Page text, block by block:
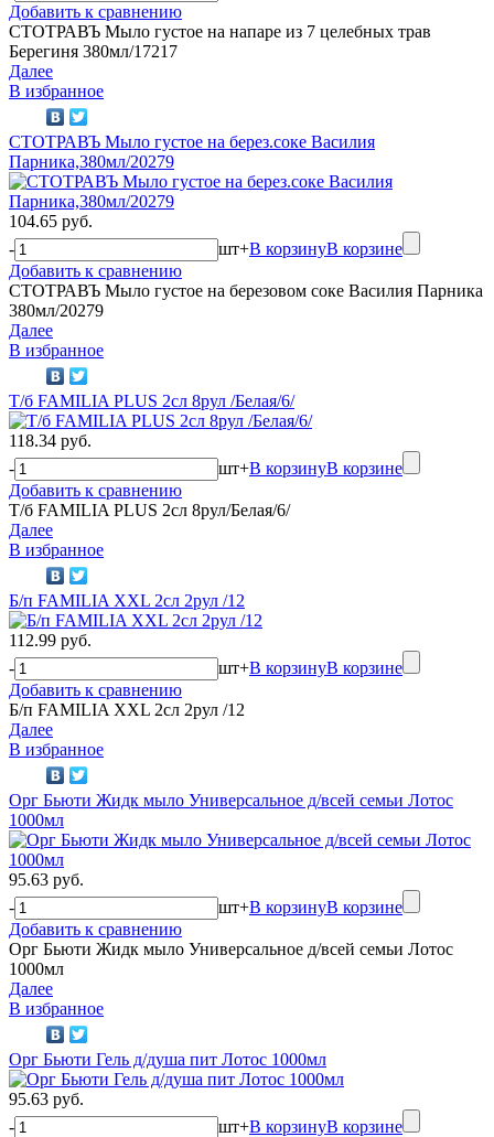
Добавить к сравнению
СТОТРАВЪ Мыло густое на напаре из 7 целебных трав
Берегиня 380мл/17217
Далее
В избранное
СТОТРАВЪ Мыло густое на берез.соке Василия
Парника,380мл/20279
104.65 руб.
-
шт+В корзинуВ корзине
Добавить к сравнению
СТОТРАВЪ Мыло густое на березовом соке Василия Парника
380мл/20279
Далее
В избранное
Т/б FAMILIA PLUS 2сл 8рул /Белая/6/
118.34 руб.
-
шт+В корзинуВ корзине
Добавить к сравнению
Т/б FAMILIA PLUS 2сл 8рул/Белая/6/
Далее
В избранное
Б/п FAMILIA XXL 2сл 2рул /12
112.99 руб.
-
шт+В корзинуВ корзине
Добавить к сравнению
Б/п FAMILIA XXL 2сл 2рул /12
Далее
В избранное
Орг Бьюти Жидк мыло Универсальное д/всей семьи Лотос
1000мл
95.63 руб.
-
шт+В корзинуВ корзине
Добавить к сравнению
Орг Бьюти Жидк мыло Универсальное д/всей семьи Лотос
1000мл
Далее
В избранное
Орг Бьюти Гель д/душа пит Лотос 1000мл
95.63 руб.
-
шт+В корзинуВ корзине